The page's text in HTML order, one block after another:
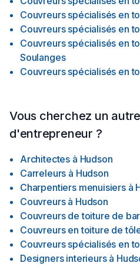
Couvreurs spécialisés en
Couvreurs spécialisés en
Couvreurs spécialisés en
Soulanges
Couvreurs spécialisés en
Vous cherchez un
d'entrepreneur ?
Architectes à Hudson
Carreleurs à Hudson
Charpentiers menuisiers à
Couvreurs à Hudson
Couvreurs de toiture de
Couvreurs en toiture de
Couvreurs spécialisés en
Designers interieurs à